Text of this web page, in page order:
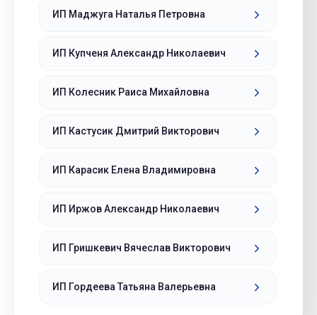
ИП Маджуга Наталья Петровна
ИП Купченя Александр Николаевич
ИП Колесник Раиса Михайловна
ИП Кастусик Дмитрий Викторович
ИП Карасик Елена Владимировна
ИП Иржов Александр Николаевич
ИП Гришкевич Вячеслав Викторович
ИП Гордеева Татьяна Валерьевна